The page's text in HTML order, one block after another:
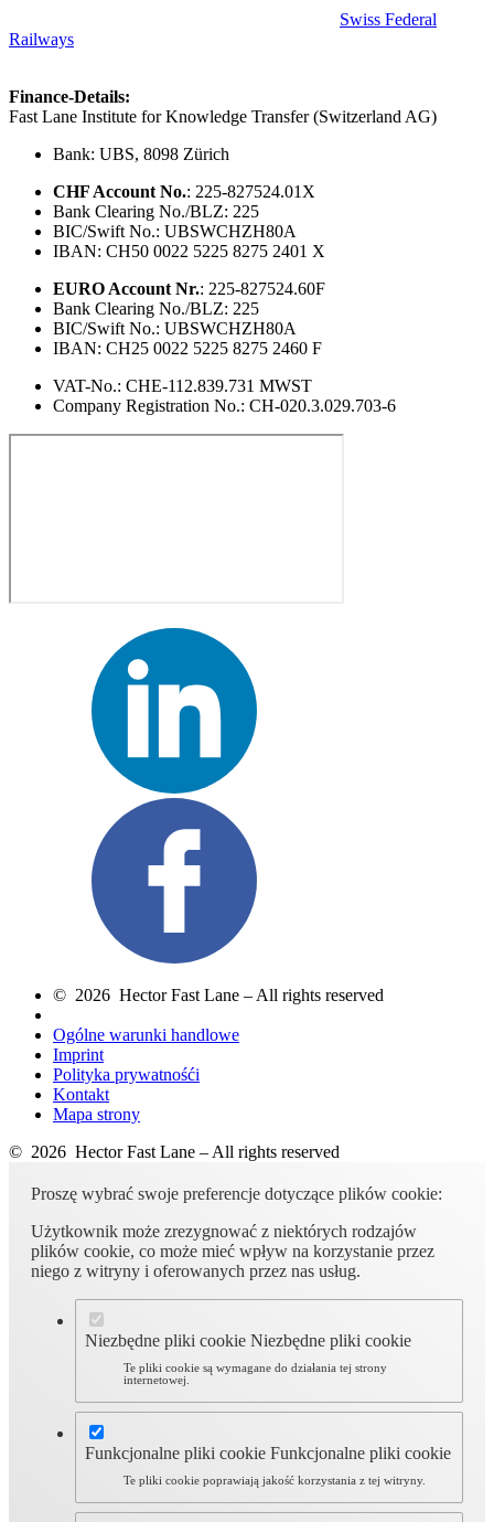
Swiss Federal
Railways
Finance-Details:
Fast Lane Institute for Knowledge Transfer (Switzerland AG)
Bank: UBS, 8098 Zürich
CHF Account No.: 225-827524.01X
Bank Clearing No./BLZ: 225
BIC/Swift No.: UBSWCHZH80A
IBAN: CH50 0022 5225 8275 2401 X
EURO Account Nr.: 225-827524.60F
Bank Clearing No./BLZ: 225
BIC/Swift No.: UBSWCHZH80A
IBAN: CH25 0022 5225 8275 2460 F
VAT-No.: CHE-112.839.731 MWST
Company Registration No.: CH-020.3.029.703-6
© 2026 Hector Fast Lane – All rights reserved
Ogólne warunki handlowe
Imprint
Polityka prywatnośći
Kontakt
Mapa strony
© 2026 Hector Fast Lane – All rights reserved
Proszę wybrać swoje preferencje dotyczące plików cookie:
Użytkownik może zrezygnować z niektórych rodzajów
plików cookie, co może mieć wpływ na korzystanie przez
niego z witryny i oferowanych przez nas usług.
Niezbędne pliki cookie Niezbędne pliki cookie
Te pliki cookie są wymagane do działania tej strony
internetowej.
Funkcjonalne pliki cookie Funkcjonalne pliki cookie
Te pliki cookie poprawiają jakość korzystania z tej witryny.